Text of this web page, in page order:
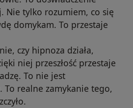
Nie tylko rozumiem, co się
domykam. To przestaje
czy hipnoza działa,
niej przeszłość przestaje
To nie jest
To realne zamykanie tego,